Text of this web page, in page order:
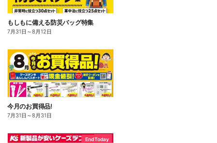
もしもに備える防災バッグ特集
7月31日 ～8月12日
今月のお買得品!
7月31日 ～8月31日
End Today